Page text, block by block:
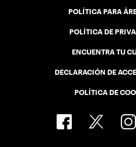
POLÍTICA PARA
POLÍTICA DE
ENCUENTRA TU
DECLARACIÓN DE
POLÍTICA DE